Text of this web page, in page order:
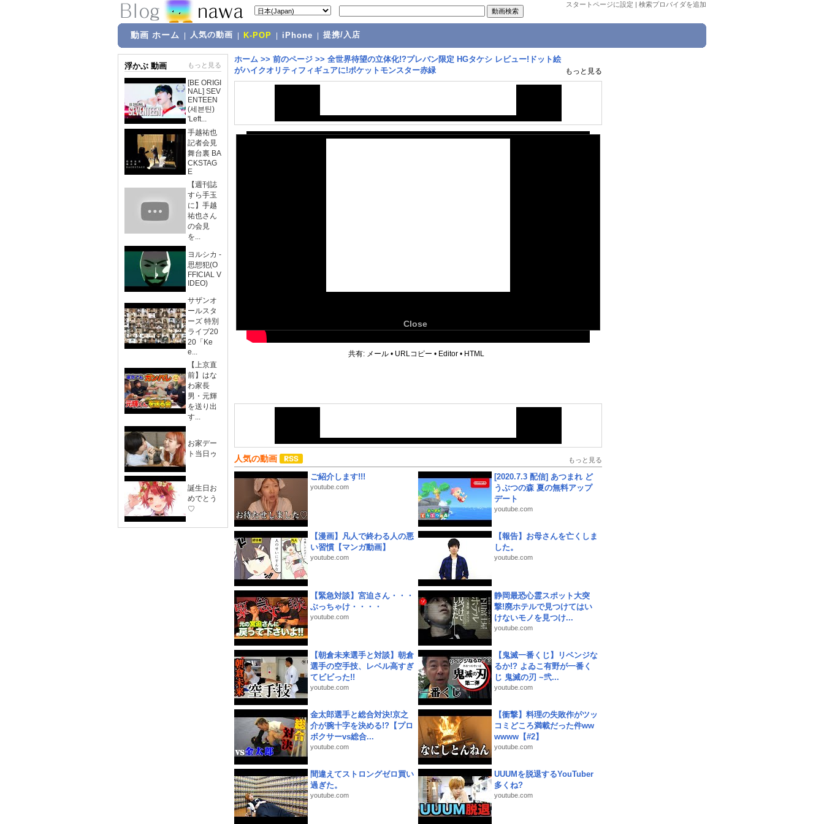
スタートページに設定 | 検索プロバイダを追加
動画 ホーム 人気の動画 K-POP iPhone 提携/入店
浮かぶ 動画 もっと見る
[BE ORIGI
NAL] SEV
ENTEEN
(세븐틴)
'Left...
手越祐也
記者会見
舞台裏 BA
CKSTAG
E
【週刊誌
すら手玉
に】手越
祐也さん
の会見
を...
ヨルシカ -
思想犯(O
FFICIAL V
IDEO)
サザンオ
ールスタ
ーズ 特別
ライブ20
20「Ke
e...
【上京直
前】はな
わ家長
男・元輝
を送り出
す...
お家デー
ト当日ゥ
誕生日お
めでとう
♡
ホーム >> 前のページ >> 全世界待望の立体化!?プレバン限定 HGタケシ レビュー!ドット絵
がハイクオリティフィギュアに!ポケットモンスター赤緑
もっと見る
Close
共有: メール • URLコピー • Editor • HTML
人気の動画 もっと見る
ご紹介します!!!
youtube.com
[2020.7.3 配信] あつまれ ど
うぶつの森 夏の無料アップ
デート
youtube.com
【漫画】凡人で終わる人の悪
い習慣【マンガ動画】
youtube.com
【報告】お母さんを亡くしま
した。
youtube.com
【緊急対談】宮迫さん・・・
ぶっちゃけ・・・・
youtube.com
静岡最恐心霊スポット大突
撃!廃ホテルで見つけてはい
けないモノを見つけ...
youtube.com
【朝倉未来選手と対談】朝倉
選手の空手技、レベル高すぎ
てビビった!!
youtube.com
【鬼滅一番くじ】リベンジな
るか!? よゐこ有野が一番く
じ 鬼滅の刃 ~弐...
youtube.com
金太郎選手と総合対決!京之
介が腕十字を決める!?【プロ
ボクサーvs総合...
youtube.com
【衝撃】料理の失敗作がツッ
コミどころ満載だった件ww
wwww【#2】
youtube.com
間違えてストロングゼロ買い
過ぎた。
youtube.com
UUUMを脱退するYouTuber
多くね?
youtube.com